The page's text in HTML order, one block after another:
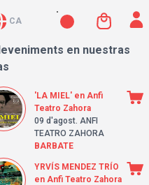
CA
en nuestras
'LA MIEL' en Anfi
Teatro Zahora
09 d'agost. ANFI
TEATRO ZAHORA
BARBATE
YRVÍS MENDEZ TRÍO
en Anfi Teatro Zahora